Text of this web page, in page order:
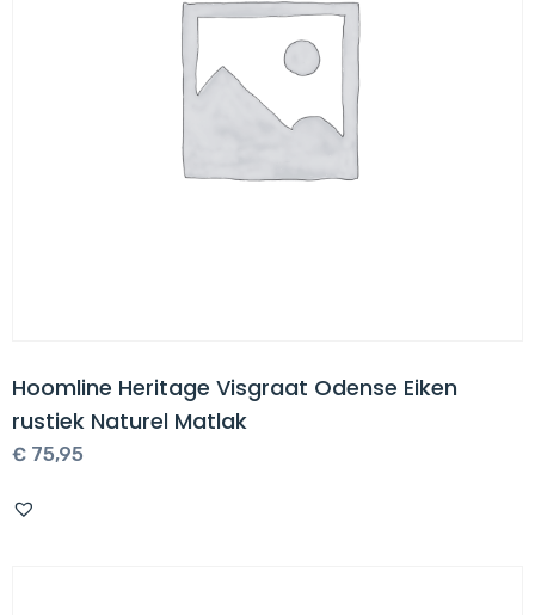
Hoomline Heritage Visgraat Odense Eiken
rustiek Naturel Matlak
€ 75,95